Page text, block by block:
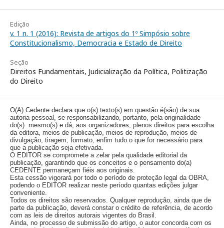
Edição
v. 1 n. 1 (2016): Revista de artigos do 1º Simpósio sobre
Constitucionalismo, Democracia e Estado de Direito
Seção
Direitos Fundamentais, Judicialização da Política, Politização
do Direito
O(A) Cedente declara que o(s) texto(s) em questão é(são) de sua
autoria pessoal, se responsabilizando, portanto, pela originalidade
do(s) mesmo(s) e dá, aos organizadores, plenos direitos para escolha
da editora, meios de publicação, meios de reprodução, meios de
divulgação, tiragem, formato, enfim tudo o que for necessário para
que a publicação seja efetivada.
O EDITOR se compromete a zelar pela qualidade editorial da
publicação, garantindo que os conceitos e o pensamento do(a)
CEDENTE permaneçam fiéis aos originais.
Esta cessão vigorará por todo o período de proteção legal da OBRA,
podendo o EDITOR realizar neste período quantas edições julgar
conveniente.
Todos os direitos são reservados. Qualquer reprodução, ainda que de
parte da publicação, deverá constar o crédito de referência, de acordo
com as leis de direitos autorais vigentes do Brasil.
Ainda, no processo de submissão do artigo, o autor concorda com os